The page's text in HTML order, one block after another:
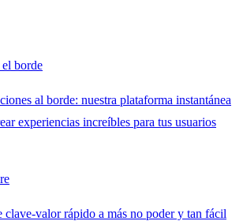
borde
al borde: nuestra plataforma instantánea
experiencias increíbles para tus usuarios
clave-valor rápido a más no poder y tan fácil